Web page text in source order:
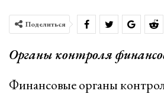
Поделиться
Органы контроля
Финансовые органы